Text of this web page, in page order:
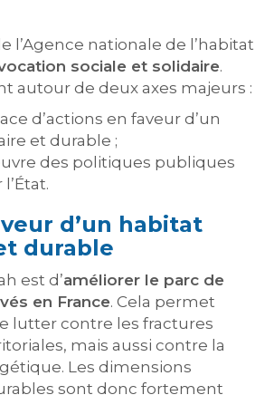
l’Agence nationale de l’habitat
sociale et solidaire.
autour de deux axes majeurs :
d’actions en faveur d’un
et durable ;
des politiques publiques
d’un habitat
durable
est d’améliorer le parc de
en France. Cela permet
lutter contre les fractures
mais aussi contre la
Les dimensions
sont donc fortement